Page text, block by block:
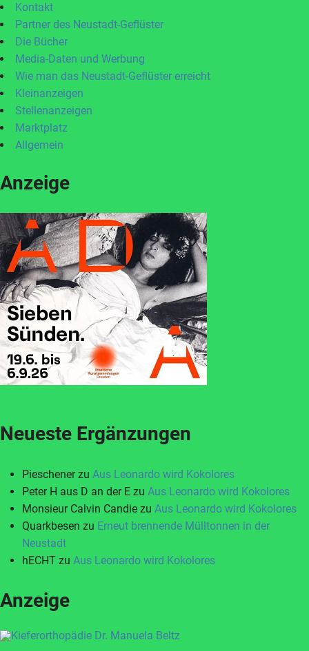
Kontakt
Partner des Neustadt-Geflüster
Die Bücher
Media-Daten und Werbung
Wie man das Neustadt-Geflüster erreicht
Kleinanzeigen
Stellenanzeigen
Marktplatz
Allgemein
Anzeige
Neueste Ergänzungen
Pieschenerzu Aus Leonardo wird Kokolores
Peter H aus D an der E zu Aus Leonardo wird Kokolores
Monsieur Calvin Candie zu Aus Leonardo wird Kokolores
Quarkbesen zu Erneut brennende Mülltonnen in der
Neustadt
hECHT zu Aus Leonardo wird Kokolores
Anzeige